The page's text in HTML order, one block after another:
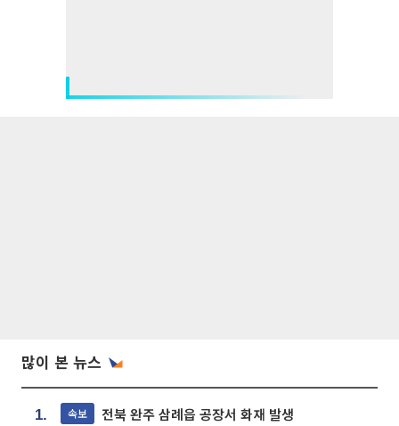
많이 본 뉴스
1. 속보 전북 완주 삼례읍 공장서 화재 발생